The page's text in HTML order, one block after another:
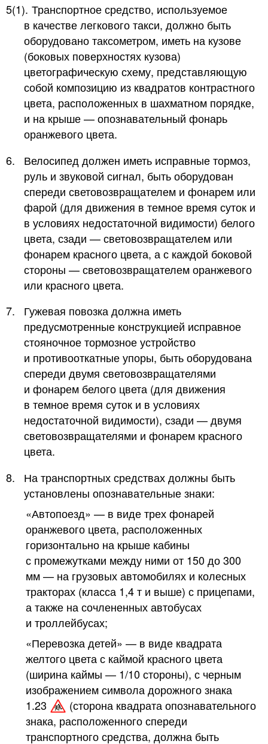
5(1). Транспортное средство, используемое
в качестве легкового такси, должно быть
оборудовано таксометром, иметь на кузове
(боковых поверхностях кузова)
цветографическую схему, представляющую
собой композицию из квадратов контрастного
цвета, расположенных в шахматном порядке,
и на крыше — опознавательный фонарь
оранжевого цвета.
6.
Велосипед должен иметь исправные тормоз,
руль и звуковой сигнал, быть оборудован
спереди световозвращателем и фонарем или
фарой (для движения в темное время суток и
в условиях недостаточной видимости) белого
цвета, сзади — световозвращателем или
фонарем красного цвета, а с каждой боковой
стороны — световозвращателем оранжевого
или красного цвета.
7.
Гужевая повозка должна иметь
предусмотренные конструкцией исправное
стояночное тормозное устройство
и противооткатные упоры, быть оборудована
спереди двумя световозвращателями
и фонарем белого цвета (для движения
в темное время суток и в условиях
недостаточной видимости), сзади — двумя
световозвращателями и фонарем красного
цвета.
8.
На транспортных средствах должны быть
установлены опознавательные знаки:
«Автопоезд» — в виде трех фонарей
оранжевого цвета, расположенных
горизонтально на крыше кабины
с промежутками между ними от 150 до 300
мм — на грузовых автомобилях и колесных
тракторах (класса 1,4 т и выше) с прицепами,
а также на сочлененных автобусах
и троллейбусах;
«Перевозка детей» — в виде квадрата
желтого цвета с каймой красного цвета
(ширина каймы — 1/10 стороны), с черным
изображением символа дорожного знака
1.23
(сторона квадрата опознавательного
знака, расположенного спереди
транспортного средства, должна быть